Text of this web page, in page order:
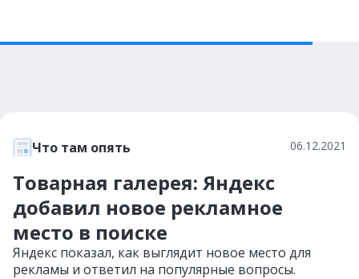
Что там опять 06.12.2021
Товарная галерея: Яндекс
добавил новое рекламное
место в поиске
Яндекс показал, как выглядит новое место для
рекламы и ответил на популярные вопросы.